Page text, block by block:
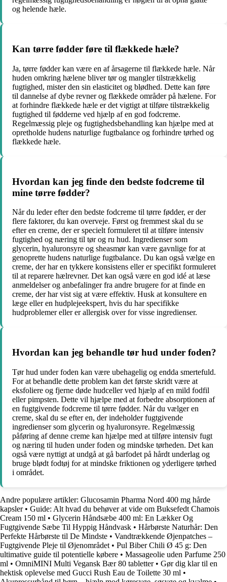
og helende hæle.
Kan tørre fødder føre til flækkede hæle?
Ja, tørre fødder kan være en af årsagerne til flækkede hæle. Når
huden omkring hælene bliver tør og mangler tilstrækkelig
fugtighed, mister den sin elasticitet og blødhed. Dette kan føre
til dannelse af dybe revner og flækkede områder på hælene. For
at forhindre flækkede hæle er det vigtigt at tilføre tilstrækkelig
fugtighed til fødderne ved hjælp af en god fodcreme.
Regelmæssig pleje og fugtighedsbehandling kan hjælpe med at
opretholde hudens naturlige fugtbalance og forhindre tørhed og
flækkede hæle.
Hvordan kan jeg finde den bedste fodcreme til
mine tørre fødder?
Når du leder efter den bedste fodcreme til tørre fødder, er der
flere faktorer, du kan overveje. Først og fremmest skal du se
efter en creme, der er specielt formuleret til at tilføre intensiv
fugtighed og næring til tør og ru hud. Ingredienser som
glycerin, hyaluronsyre og sheasmør kan være gavnlige for at
genoprette hudens naturlige fugtbalance. Du kan også vælge en
creme, der har en tykkere konsistens eller er specifikt formuleret
til at reparere hælrevner. Det kan også være en god idé at læse
anmeldelser og anbefalinger fra andre brugere for at finde en
creme, der har vist sig at være effektiv. Husk at konsultere en
læge eller en hudplejeekspert, hvis du har specifikke
hudproblemer eller er allergisk over for visse ingredienser.
Hvordan kan jeg behandle tør hud under foden?
Tør hud under foden kan være ubehagelig og endda smertefuld.
For at behandle dette problem kan det første skridt være at
eksfoliere og fjerne døde hudceller ved hjælp af en mild fodfil
eller pimpsten. Dette vil hjælpe med at forbedre absorptionen af
en fugtgivende fodcreme til tørre fødder. Når du vælger en
creme, skal du se efter en, der indeholder fugtgivende
ingredienser som glycerin og hyaluronsyre. Regelmæssig
påføring af denne creme kan hjælpe med at tilføre intensiv fugt
og næring til huden under foden og mindske tørheden. Det kan
også være nyttigt at undgå at gå barfodet på hårdt underlag og
bruge blødt fodtøj for at mindske friktionen og yderligere tørhed
i området.
Andre populære artikler: Glucosamin Pharma Nord 400 mg hårde
kapsler• Guide: Alt hvad du behøver at vide om Buksefedt Chamois
Cream 150 ml • Glycerin Håndsæbe 400 ml: En Lækker Og
Fugtgivende Sæbe Til Hyppig Håndvask • Hårbørste Naturhår: Den
Perfekte Hårbørste til De Mindste • Vandtrækkende Øjenpatches –
Fugtgivende Pleje til Øjenområdet • Pul Biber Chili Ø 45 g: Den
ultimative guide til potentielle købere • Massageolie uden Parfume 250
ml • OmniMINI Multi Vegansk Bær 80 tabletter• Gør dig klar til en
hektisk oplevelse med Gucci Rush Eau de Toilette 30 ml •